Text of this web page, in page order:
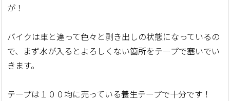
が！
バイクは車と違って色々と剥き出しの状態になっているの
で、まず水が入るとよろしくない箇所をテープで塞いでい
きます。
テープは１００均に売っている養生テープで十分です！